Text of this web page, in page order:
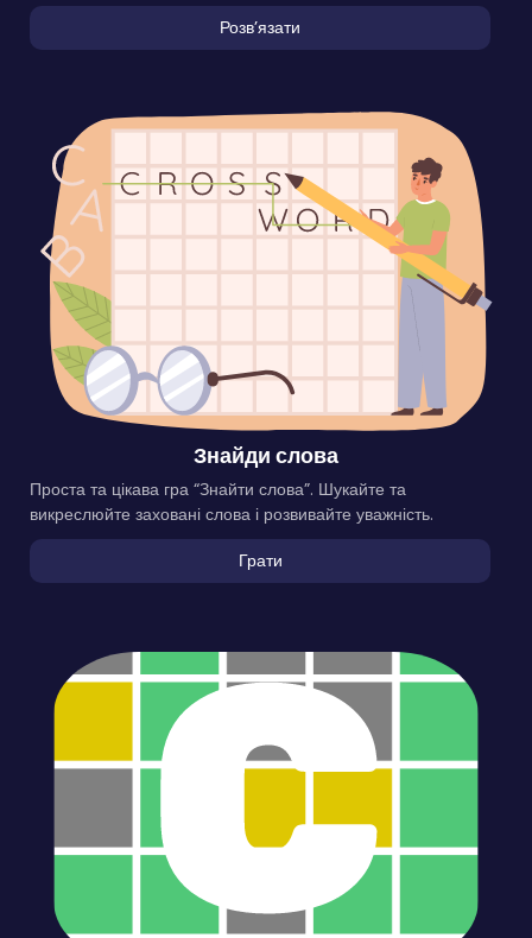
Розвʼязати
Знайди слова
Проста та цікава гра “Знайти слова”. Шукайте та
викреслюйте заховані слова і розвивайте уважність.
Грати